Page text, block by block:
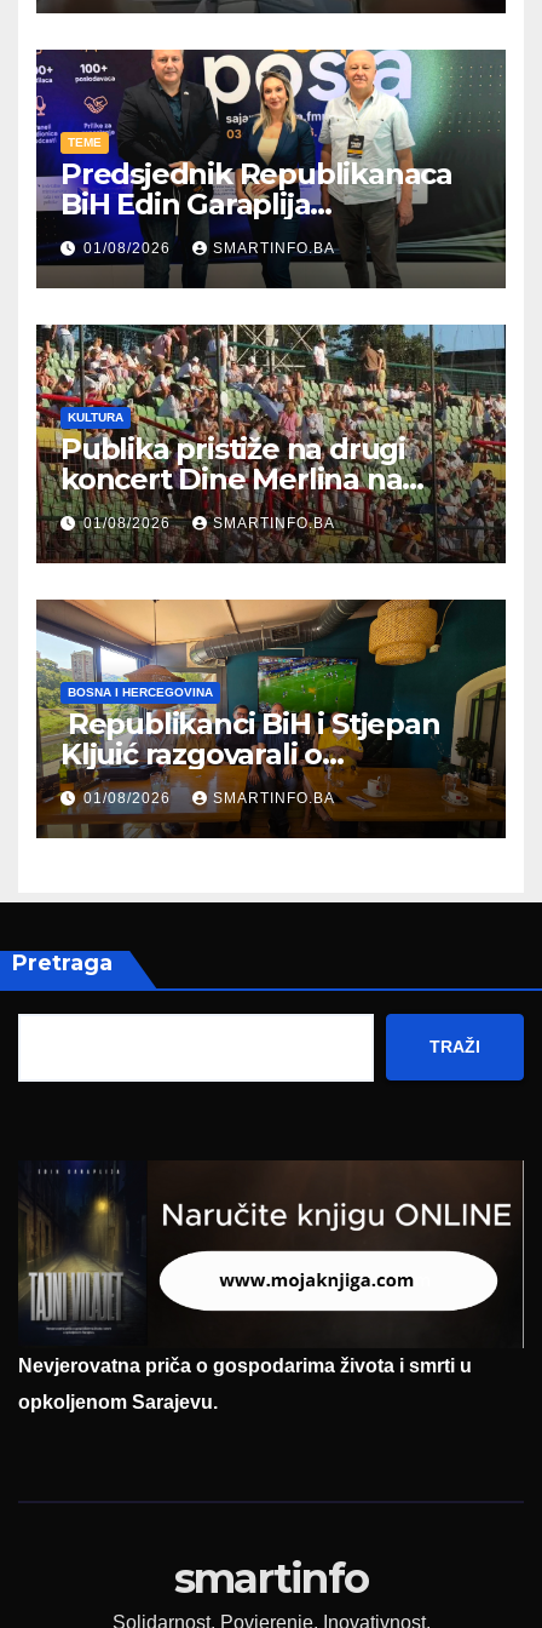
TEME
Predsjednik Republikanaca
BiH Edin Garaplija
prisustvovao prezentaciji
Federalnog sajma
zapošljavanja
01/08/2026 SMARTINFO.BA
KULTURA
Publika pristiže na drugi
koncert Dine Merlina na
Koševu
01/08/2026 SMARTINFO.BA
BOSNA I HERCEGOVINA
Republikanci BiH i Stjepan
Kljuić razgovarali o
evropskom putu Bosne i
Hercegovine
01/08/2026 SMARTINFO.BA
Pretraga
TRAŽI
Nevjerovatna priča o gospodarima života i smrti u
opkoljenom Sarajevu.
smartinfo
Solidarnost. Povjerenje. Inovativnost.